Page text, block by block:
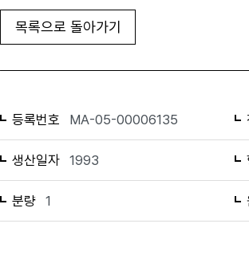
목록으로 돌아가기
등록번호 MA-05-00006135
생산일자 1993
분량 1